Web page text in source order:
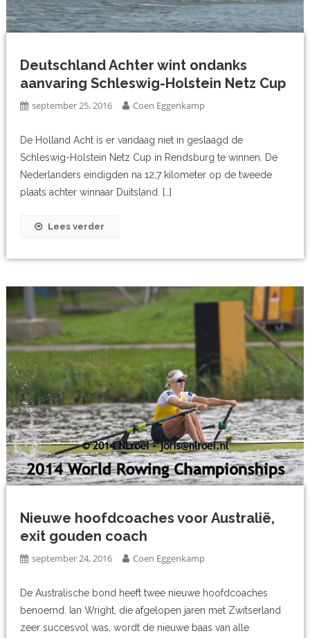
Deutschland Achter wint ondanks
aanvaring Schleswig-Holstein Netz Cup
september 25, 2016 Coen Eggenkamp
De Holland Acht is er vandaag niet in geslaagd de
Schleswig-Holstein Netz Cup in Rendsburg te winnen. De
Nederlanders eindigden na 12,7 kilometer op de tweede
plaats achter winnaar Duitsland. […]
Lees verder
Nieuwe hoofdcoaches voor Australië,
exit gouden coach
september 24, 2016 Coen Eggenkamp
De Australische bond heeft twee nieuwe hoofdcoaches
benoemd. Ian Wright, die afgelopen jaren met Zwitserland
zeer succesvol was, wordt de nieuwe baas van alle